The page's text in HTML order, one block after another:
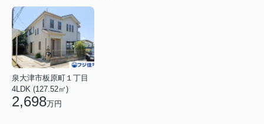
泉大津市板原町１丁目
4LDK (127.52㎡)
2,698万円